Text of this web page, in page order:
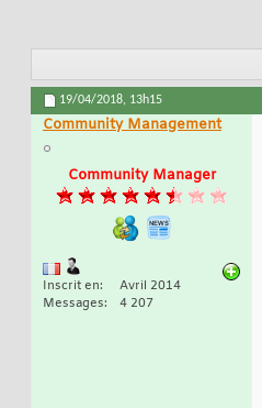
19/04/2018, 13h15
Community Management
Community Manager
Inscrit en
Avril 2014
Messages
4 207